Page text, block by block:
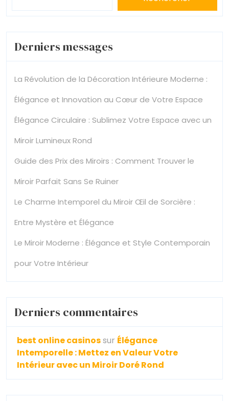
Derniers messages
La Révolution de la Décoration Intérieure Moderne :
Élégance et Innovation au Cœur de Votre Espace
Élégance Circulaire : Sublimez Votre Espace avec un
Miroir Lumineux Rond
Guide des Prix des Miroirs : Comment Trouver le
Miroir Parfait Sans Se Ruiner
Le Charme Intemporel du Miroir Œil de Sorcière :
Entre Mystère et Élégance
Le Miroir Moderne : Élégance et Style Contemporain
pour Votre Intérieur
Derniers commentaires
best online casinossur Élégance
Intemporelle : Mettez en Valeur Votre
Intérieur avec un Miroir Doré Rond